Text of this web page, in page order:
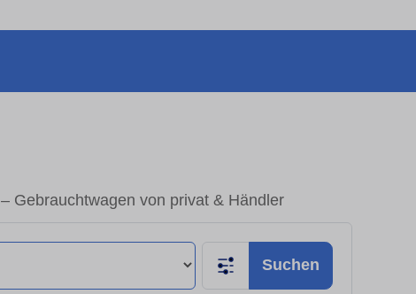
Gebrauchtwagen von privat & Händler
Suchen